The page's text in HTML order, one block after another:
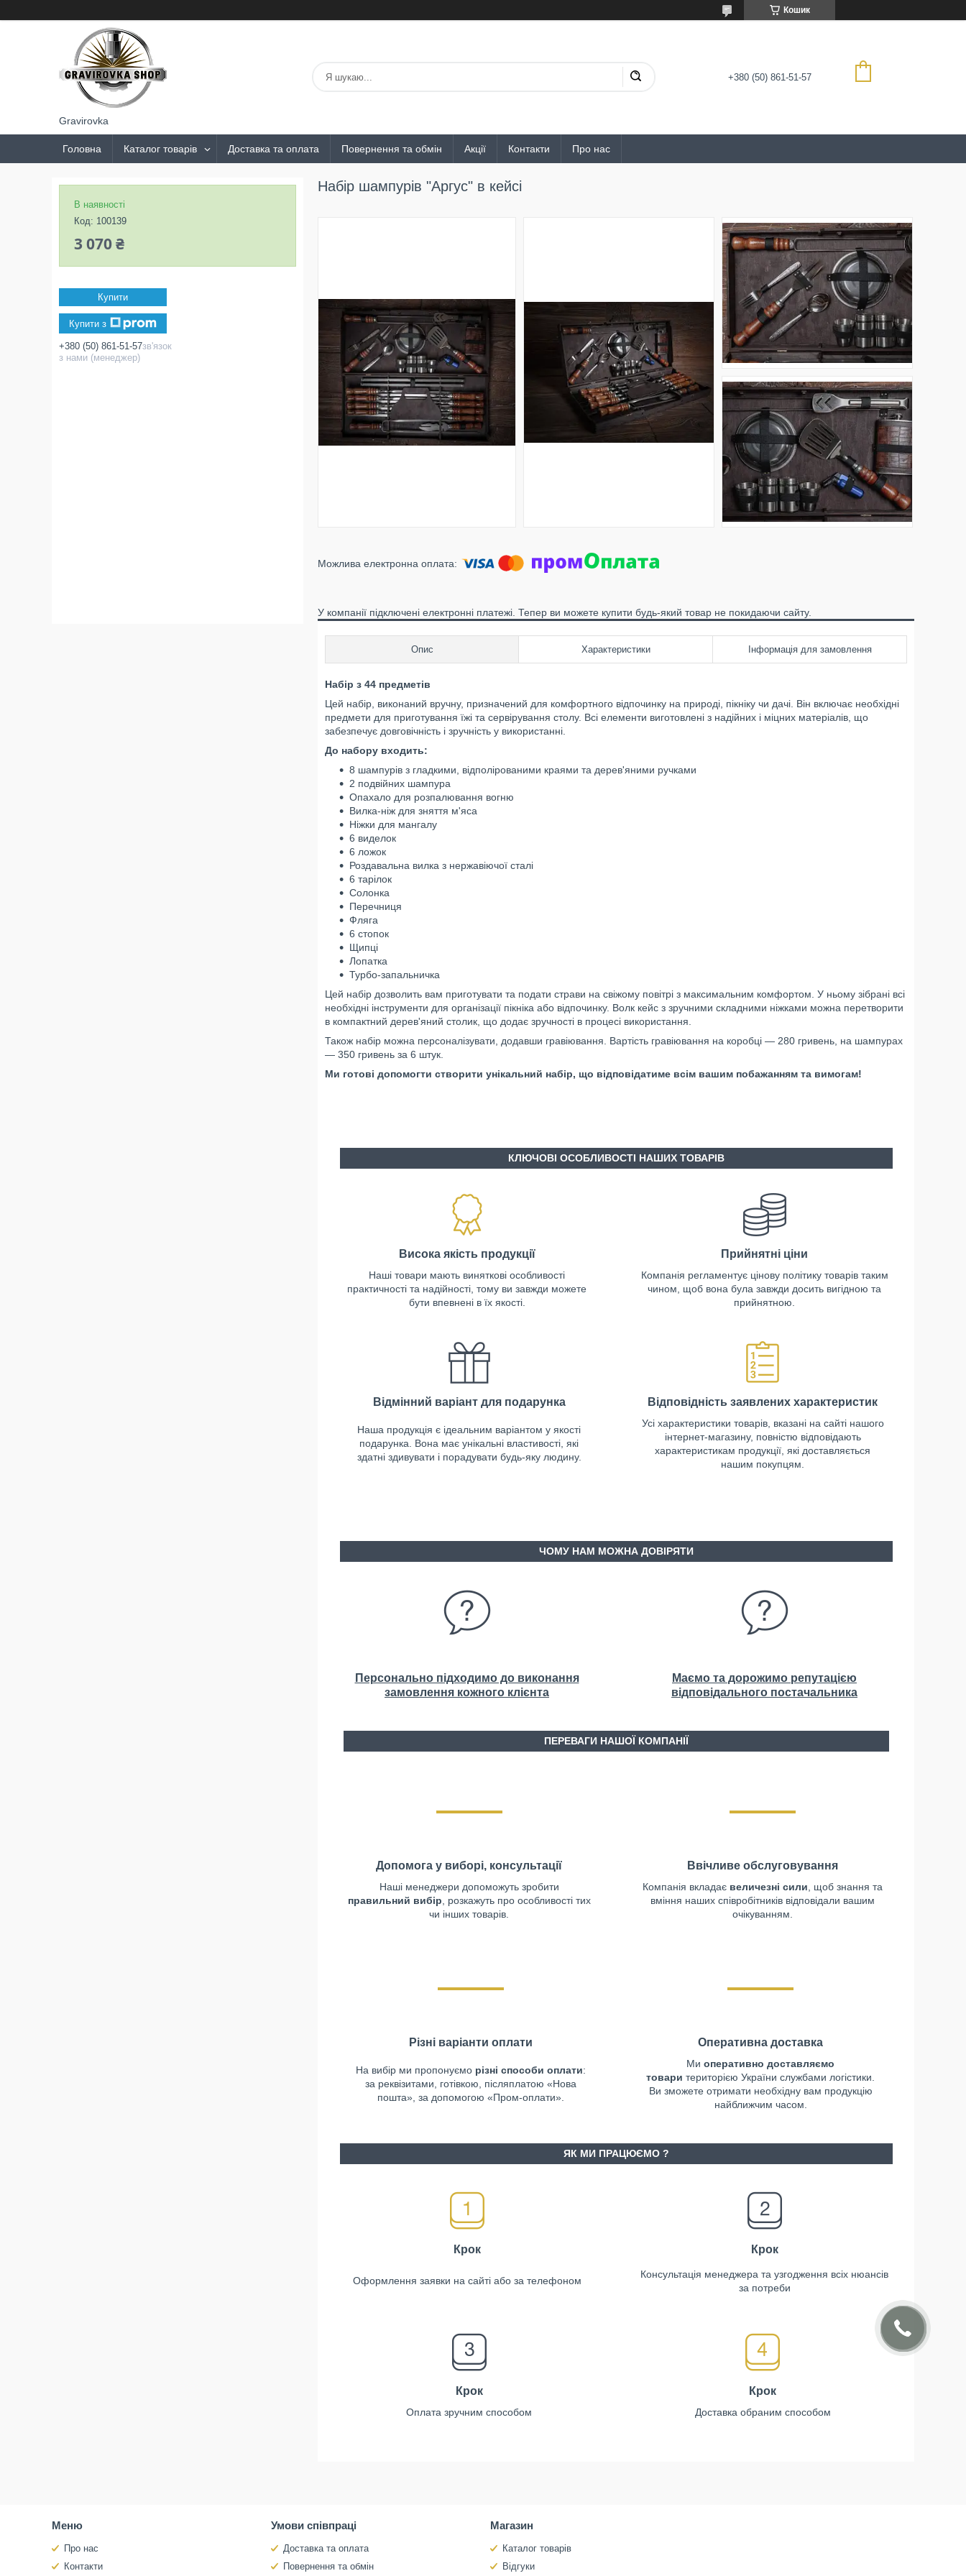
Кошик
Gravirovka
+380 (50) 861-51-57
Головна Каталог товарів Доставка та оплата Повернення та обмін Акції Контакти Про нас
Набір шампурів "Аргус" в кейсі
У компанії підключені електронні платежі. Тепер ви можете купити будь-який товар не покидаючи сайту.
Опис Характеристики Інформація для замовлення
Набір з 44 предметів
Цей набір, виконаний вручну, призначений для комфортного відпочинку на природі, пікніку чи дачі. Він включає необхідні
предмети для приготування їжі та сервірування столу. Всі елементи виготовлені з надійних і міцних матеріалів, що
забезпечує довговічність і зручність у використанні.
До набору входить:
8 шампурів з гладкими, відполірованими краями та дерев'яними ручками
2 подвійних шампура
Опахало для розпалювання вогню
Вилка-ніж для зняття м'яса
Ніжки для мангалу
6 виделок
6 ложок
Роздавальна вилка з нержавіючої сталі
6 тарілок
Солонка
Перечниця
Фляга
6 стопок
Щипці
Лопатка
Турбо-запальничка
Цей набір дозволить вам приготувати та подати страви на свіжому повітрі з максимальним комфортом. У ньому зібрані всі
необхідні інструменти для організації пікніка або відпочинку. Волк кейс з зручними складними ніжками можна перетворити
в компактний дерев'яний столик, що додає зручності в процесі використання.
Також набір можна персоналізувати, додавши гравіювання. Вартість гравіювання на коробці — 280 гривень, на шампурах
— 350 гривень за 6 штук.
Ми готові допомогти створити унікальний набір, що відповідатиме всім вашим побажанням та вимогам!
КЛЮЧОВІ ОСОБЛИВОСТІ НАШИХ ТОВАРІВ
Висока якість продукції Прийнятні ціни
Наші товари мають виняткові особливості
практичності та надійності, тому ви завжди можете
бути впевнені в їх якості.
Компанія регламентує цінову політику товарів таким
чином, щоб вона була завжди досить вигідною та
прийнятною.
Відмінний варіант для подарунка Відповідність заявлених характеристик
Наша продукція є ідеальним варіантом у якості
подарунка. Вона має унікальні властивості, які
здатні здивувати і порадувати будь-яку людину.
Усі характеристики товарів, вказані на сайті нашого
інтернет-магазину, повністю відповідають
характеристикам продукції, які доставляється
нашим покупцям.
ЧОМУ НАМ МОЖНА ДОВІРЯТИ
Персонально підходимо до виконання
замовлення кожного клієнта
Маємо та дорожимо репутацією
відповідального постачальника
ПЕРЕВАГИ НАШОЇ КОМПАНІЇ
Допомога у виборі, консультації Ввічливе обслуговування
Наші менеджери допоможуть зробити
правильний вибір , розкажуть про особливості тих
чи інших товарів.
Компанія вкладає величезні сили , щоб знання та
вміння наших співробітників відповідали вашим
очікуванням.
Різні варіанти оплати Оперативна доставка
На вибір ми пропонуємо різні способи оплати:
за реквізитами, готівкою, післяплатою «Нова
пошта», за допомогою «Пром-оплати».
Ми оперативно доставляємо
товари територією України службами логістики.
Ви зможете отримати необхідну вам продукцію
найближчим часом.
ЯК МИ ПРАЦЮЄМО ?
Крок Крок
Оформлення заявки на сайті або за телефоном
Консультація менеджера та узгодження всіх нюансів
за потреби
Крок Крок
Оплата зручним способом Доставка обраним способом
В наявності
Код: 100139
3 070 ₴
Купити
Купити з
+380 (50) 861-51-57зв'язок
з нами (менеджер)
Меню
Про нас
Контакти
Умови співпраці
Доставка та оплата
Повернення та обмін
Магазин
Каталог товарів
Відгуки